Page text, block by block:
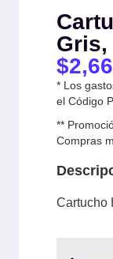
Gris,
$
* Los
el Código
**
Compras
Cartucho